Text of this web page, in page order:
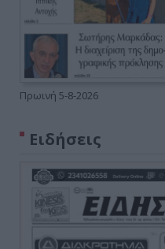
Πρωινή 5-8-2026
Ειδήσεις